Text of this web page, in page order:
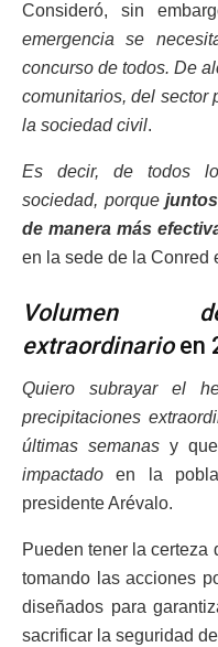
Consideró, sin
emergencia se
concurso de todos. De
comunitarios, del sector
la sociedad civil.
Es decir, de todos
sociedad, porque
de manera más
en la sede de la Conred
Volumen
extraordinarioen
Quiero subrayar el
precipitaciones
últimas semanas y
impactado en la
presidente Arévalo.
Pueden tener la certeza
tomando las acciones
diseñados para
sacrificar la seguridad